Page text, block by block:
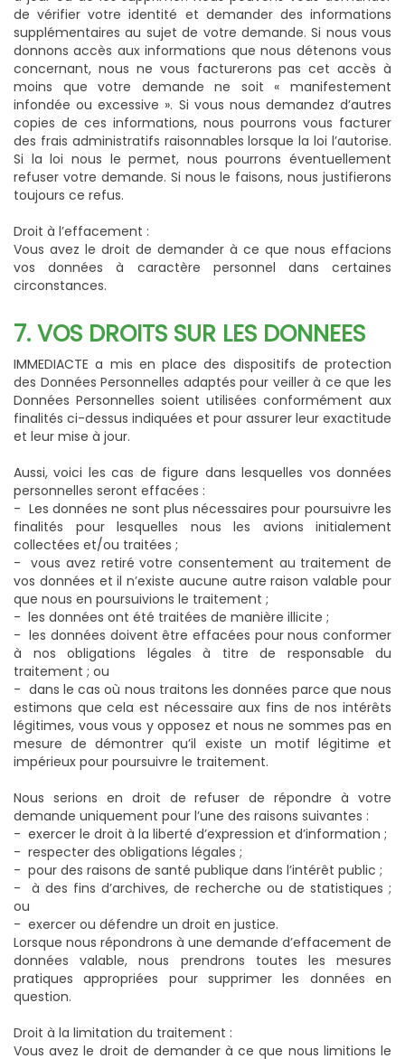
de vérifier votre identité et demander des informations
supplémentaires au sujet de votre demande. Si nous vous
donnons accès aux informations que nous détenons vous
concernant, nous ne vous facturerons pas cet accès à
moins que votre demande ne soit « manifestement
infondée ou excessive ». Si vous nous demandez d’autres
copies de ces informations, nous pourrons vous facturer
des frais administratifs raisonnables lorsque la loi l’autorise.
Si la loi nous le permet, nous pourrons éventuellement
refuser votre demande. Si nous le faisons, nous justifierons
toujours ce refus.
Droit à l’effacement :
Vous avez le droit de demander à ce que nous effacions
vos données à caractère personnel dans certaines
circonstances.
7. VOS DROITS SUR LES DONNEES
IMMEDIACTE a mis en place des dispositifs de protection
des Données Personnelles adaptés pour veiller à ce que les
Données Personnelles soient utilisées conformément aux
finalités ci-dessus indiquées et pour assurer leur exactitude
et leur mise à jour.
Aussi, voici les cas de figure dans lesquelles vos données
personnelles seront effacées :
- Les données ne sont plus nécessaires pour poursuivre les
finalités pour lesquelles nous les avions initialement
collectées et/ou traitées ;
- vous avez retiré votre consentement au traitement de
vos données et il n’existe aucune autre raison valable pour
que nous en poursuivions le traitement ;
- les données ont été traitées de manière illicite ;
- les données doivent être effacées pour nous conformer
à nos obligations légales à titre de responsable du
traitement ; ou
- dans le cas où nous traitons les données parce que nous
estimons que cela est nécessaire aux fins de nos intérêts
légitimes, vous vous y opposez et nous ne sommes pas en
mesure de démontrer qu’il existe un motif légitime et
impérieux pour poursuivre le traitement.
Nous serions en droit de refuser de répondre à votre
demande uniquement pour l’une des raisons suivantes :
- exercer le droit à la liberté d’expression et d’information ;
- respecter des obligations légales ;
- pour des raisons de santé publique dans l’intérêt public ;
- à des fins d’archives, de recherche ou de statistiques ;
ou
- exercer ou défendre un droit en justice.
Lorsque nous répondrons à une demande d’effacement de
données valable, nous prendrons toutes les mesures
pratiques appropriées pour supprimer les données en
question.
Droit à la limitation du traitement :
Vous avez le droit de demander à ce que nous limitions le